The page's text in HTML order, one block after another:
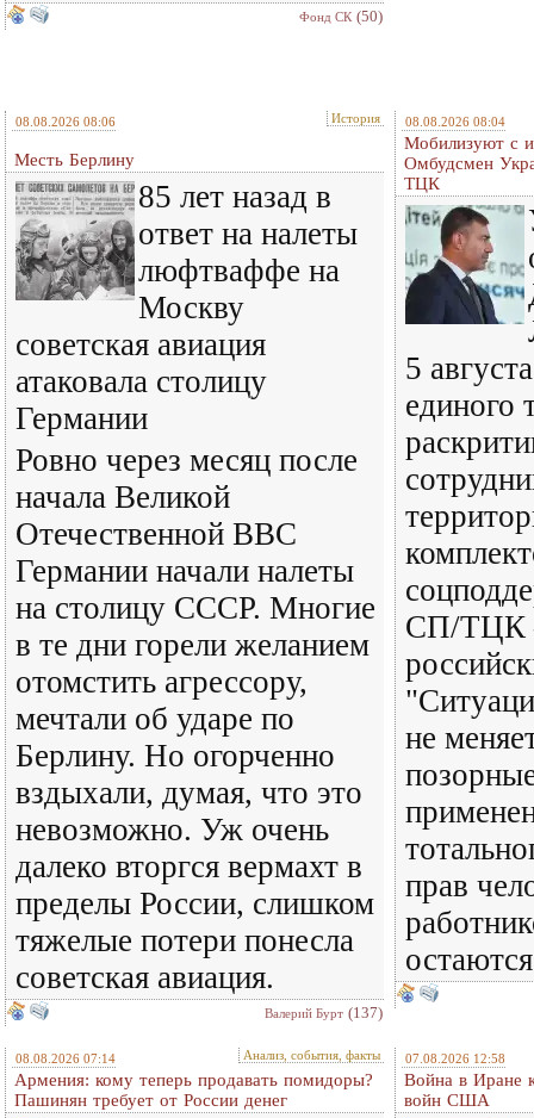
Фонд СК (50)
08.08.2026 08:06 История
Месть Берлину
85 лет назад в
ответ на налеты
люфтваффе на
Москву
советская авиация
атаковала столицу
Германии
Ровно через месяц после
начала Великой
Отечественной ВВС
Германии начали налеты
на столицу СССР. Многие
в те дни горели желанием
отомстить агрессору,
мечтали об ударе по
Берлину. Но огорченно
вздыхали, думая, что это
невозможно. Уж очень
далеко вторгся вермахт в
пределы России, слишком
тяжелые потери понесла
советская авиация.
Валерий Бурт (137)
08.08.2026 08:04
Мобилизуют с
Омбудсмен
ТЦК
5
единого
СП/ТЦК
не
прав
08.08.2026 07:14 Анализ, события, факты
Армения: кому теперь продавать помидоры?
Пашинян требует от России денег
07.08.2026 12:58
Война в Иране
войн США